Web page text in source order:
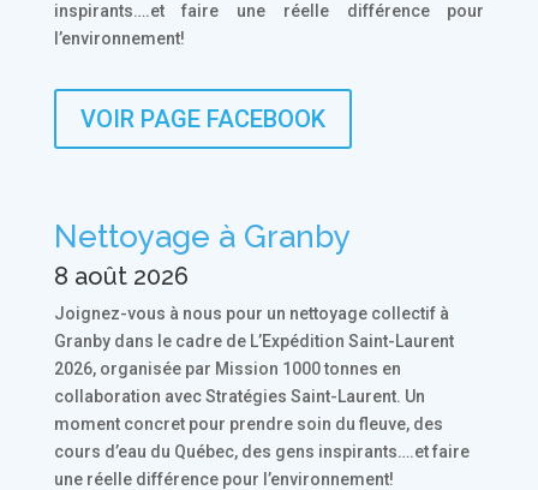
inspirants….et faire une réelle différence pour
l’environnement!
VOIR PAGE FACEBOOK
Nettoyage à Granby
8 août 2026
Joignez-vous à nous pour un nettoyage collectif à
Granby dans le cadre de L’Expédition Saint-Laurent
2026, organisée par Mission 1000 tonnes en
collaboration avec Stratégies Saint-Laurent. Un
moment concret pour prendre soin du fleuve, des
cours d’eau du Québec, des gens inspirants….et faire
une réelle différence pour l’environnement!